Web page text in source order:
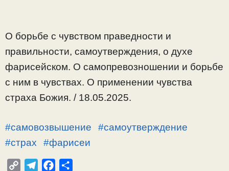
О борьбе с чувством праведности и
правильности, самоутверждения, о духе
фарисейском. О самопревозношении и борьбе
с ним в чувствах. О применении чувства
страха Божия. / 18.05.2025.
#самовозвышение
#самоутверждение
#страх
#фарисеи